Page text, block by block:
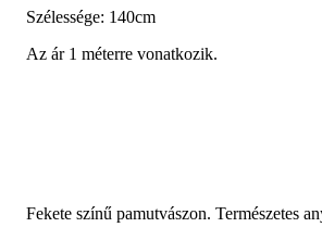
Szélessége: 140cm
Az ár 1 méterre vonatkozik.
Fekete színű pamutvászon. Természetes